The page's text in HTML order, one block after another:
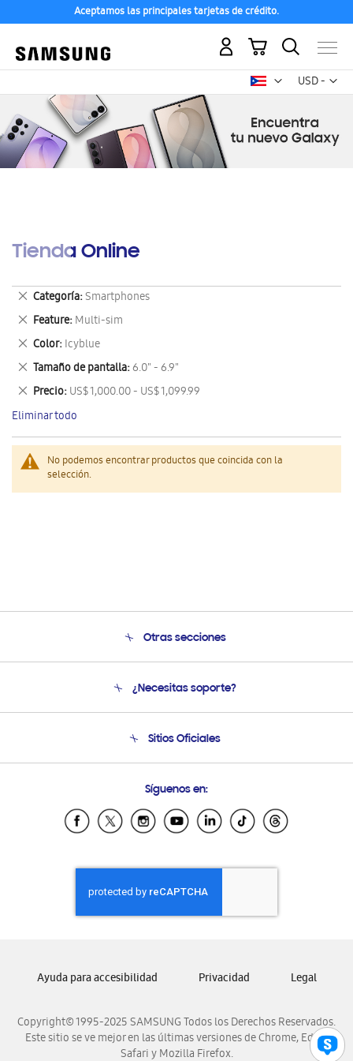
Aceptamos las principales tarjetas de crédito.
USD -
dólar
Mi carrito
Tienda Online
No podemos encontrar productos que coincida con la
selección.
Categoría Smartphones
Eliminar
este
artículo
Feature Multi-sim
Eliminar
este
artículo
Color Icyblue
Eliminar
este
artículo
Tamaño de pantalla 6.0" - 6.9"
Eliminar
este
artículo
Precio US$ 1,000.00 - US$ 1,099.99
Eliminar
este
artículo
Eliminar todo
Otras secciones
Soporte
Condiciones de Compra
¿Necesitas soporte?
Soporte vía eMail
Sitios Oficiales
Samsung Ecuador
Samsung El Salvador
Samsung Honduras
Samsung Nicaragua
Samsung Panamá
Samsung Venezuela
Síguenos en:
Copyright© 1995-2025 SAMSUNG Todos los Derechos Reservados.
Este sitio se ve mejor en las últimas versiones de Chrome, Edge,
Safari y Mozilla Firefox.
Ayuda para accesibilidad Privacidad Legal